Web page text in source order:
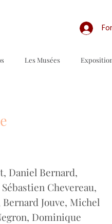
Les Musées
Daniel Bernard,
Chevereau,
Jouve, Michel
Dominique